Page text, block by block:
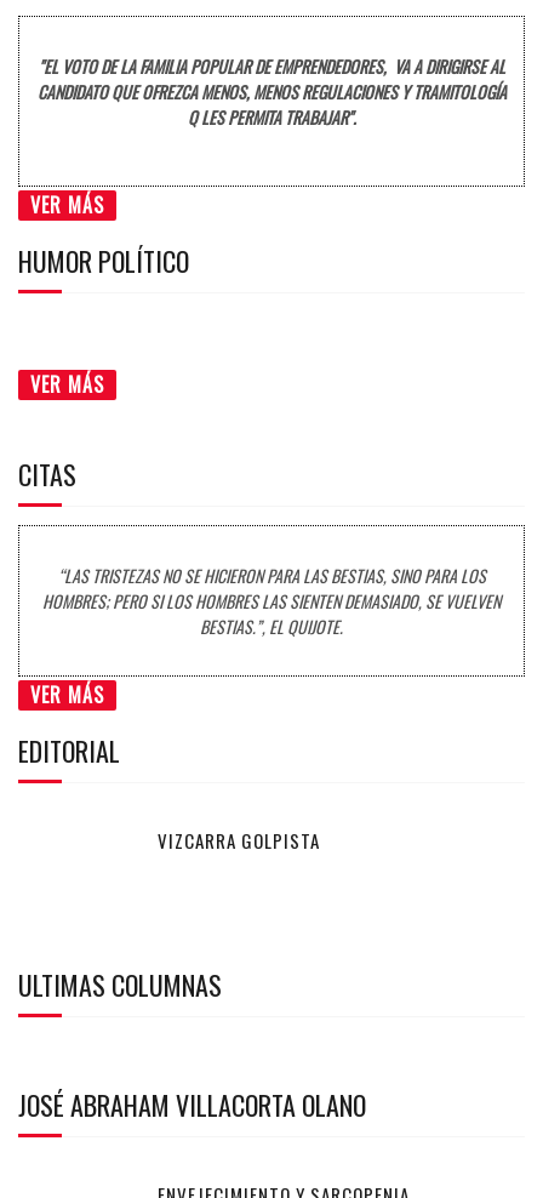
"EL VOTO DE LA FAMILIA POPULAR DE EMPRENDEDORES, VA A DIRIGIRSE AL
CANDIDATO QUE OFREZCA MENOS, MENOS REGULACIONES Y TRAMITOLOGÍA
Q LES PERMITA TRABAJAR".
VER MÁS
HUMOR POLÍTICO
VER MÁS
CITAS
“LAS TRISTEZAS NO SE HICIERON PARA LAS BESTIAS, SINO PARA LOS
HOMBRES; PERO SI LOS HOMBRES LAS SIENTEN DEMASIADO, SE VUELVEN
BESTIAS.”, EL QUIJOTE.
VER MÁS
EDITORIAL
VIZCARRA GOLPISTA
ULTIMAS COLUMNAS
JOSÉ ABRAHAM VILLACORTA OLANO